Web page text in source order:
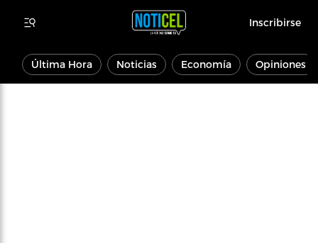
Inscribirse
Última Hora Noticias Economía Opiniones